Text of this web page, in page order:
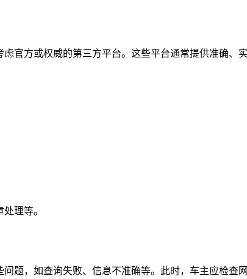
官方或权威的第三方平台。这些平台通常提供准确、
理等。
题，如查询失败、信息不准确等。此时，车主应检查